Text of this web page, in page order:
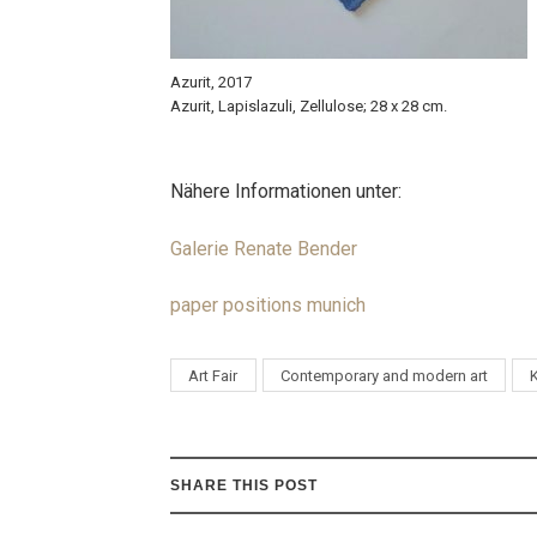
Azurit, 2017
Azurit, Lapislazuli, Zellulose; 28 x 28 cm.
Nähere Informationen unter:
Galerie Renate Bender
paper positions munich
Art Fair Contemporary and modern art
SHARE THIS POST